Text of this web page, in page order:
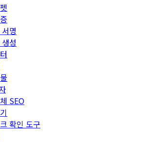
명
성
SEO
확인 도구